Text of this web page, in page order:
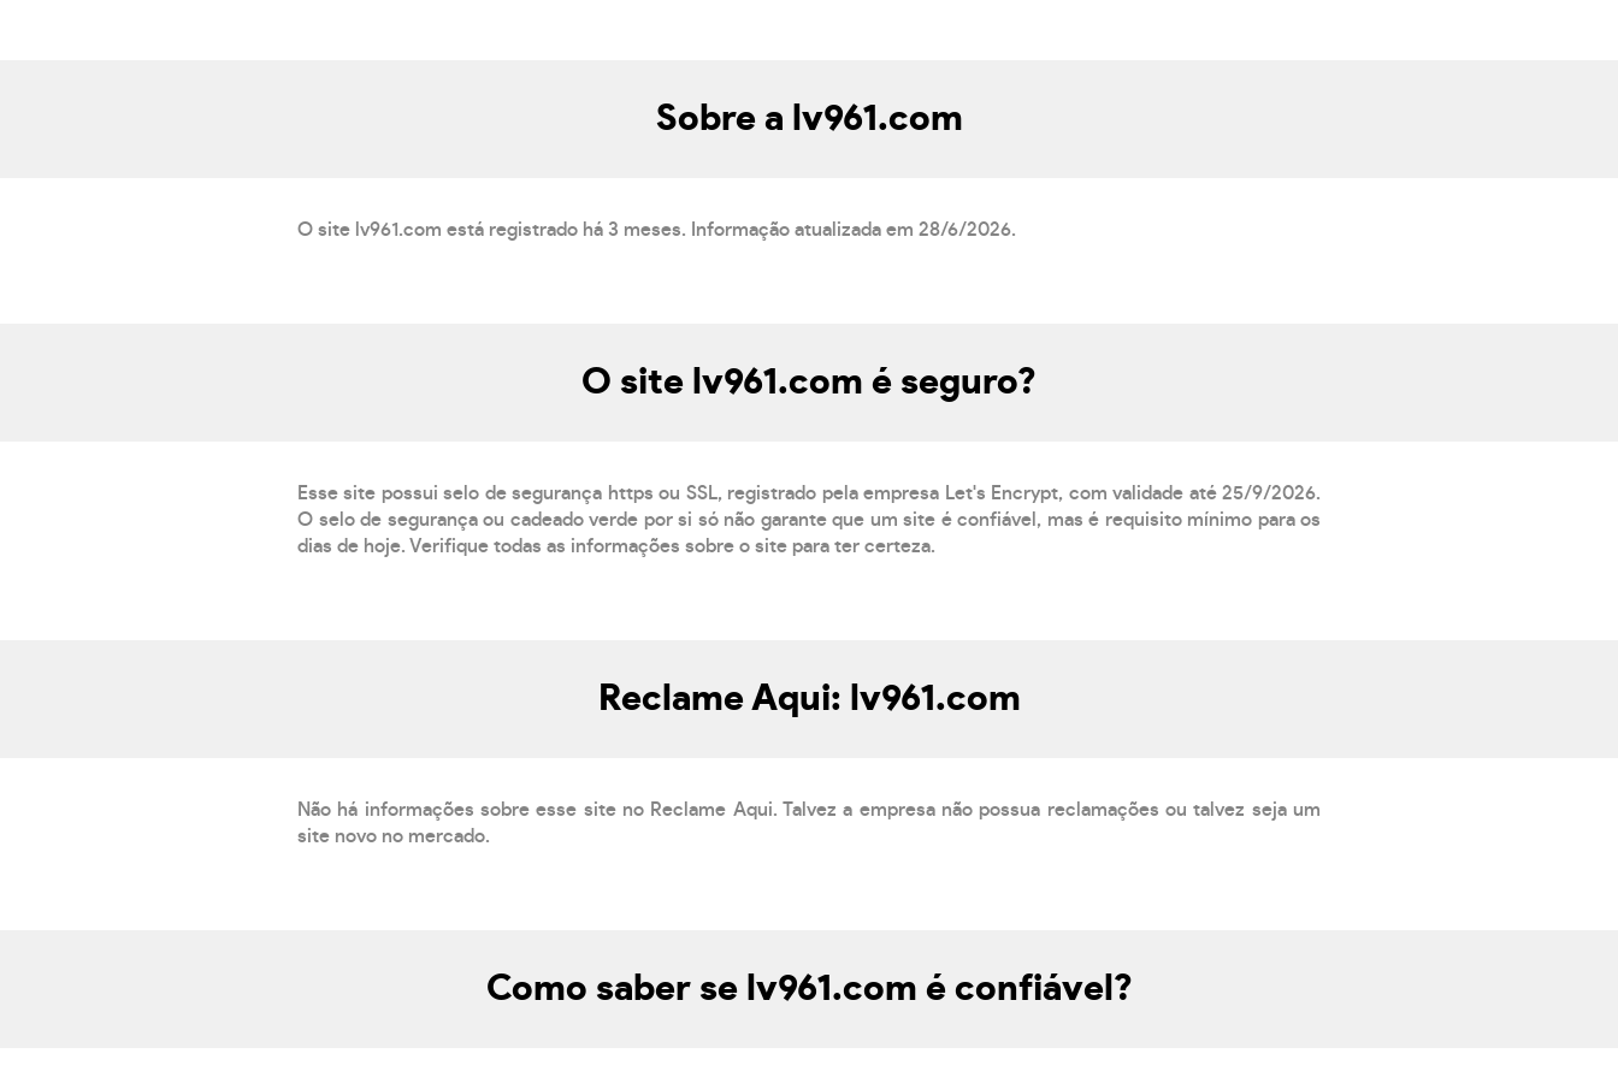
Sobre a lv961.com
O site lv961.com está registrado há 3 meses. Informação atualizada em 28/6/2026.
O site lv961.com é seguro?
Esse site possui selo de segurança https ou SSL, registrado pela empresa Let's Encrypt, com validade até 25/9/2026.
O selo de segurança ou cadeado verde por si só não garante que um site é confiável, mas é requisito mínimo para os
dias de hoje. Verifique todas as informações sobre o site para ter certeza.
Reclame Aqui: lv961.com
Não há informações sobre esse site no Reclame Aqui. Talvez a empresa não possua reclamações ou talvez seja um
site novo no mercado.
Como saber se lv961.com é confiável?